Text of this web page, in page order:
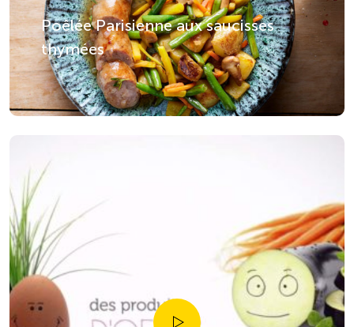
Poêlée Parisienne aux saucisses
thymées